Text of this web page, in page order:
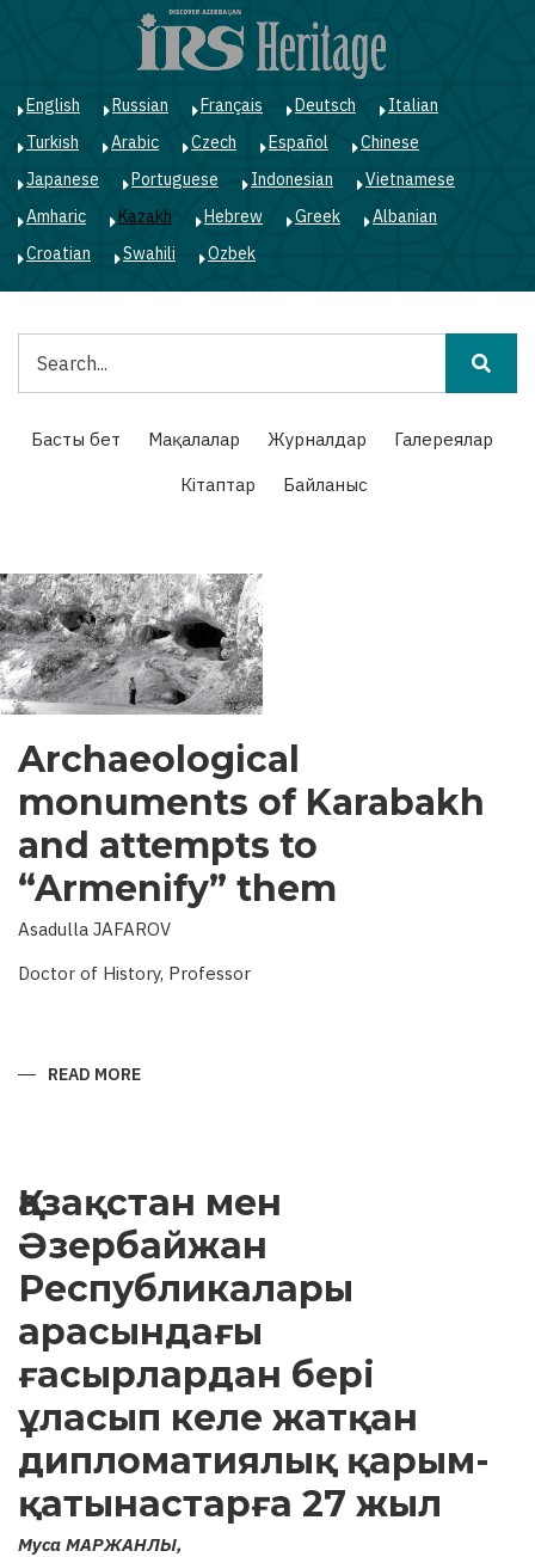
English Russian Français Deutsch
Italian
Turkish
Arabic Czech Español
Chinese
Japanese
Portuguese Indonesian
Vietnamese
Amharic
Kazakh Hebrew Greek
Albanian
Croatian
Swahili Ozbek
Main
navigation
Басты бет Мақалалар Журналдар
Галереялар
Кітаптар
Байланыс
Archaeological
monuments of Karabakh
and attempts to
“Armenify” them
Asadulla JAFAROV
Doctor of History, Professor
READ MORE
TO
“ARMENIFY”
THEM
Қазақстан мен
Әзербайжан
Республикалары
арасындағы
ғасырлардан бері
ұласып келе жатқан
дипломатиялық қарым-
қатынастарға 27 жыл
Муса МАРЖАНЛЫ,